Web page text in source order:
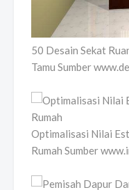
50 Desain Sekat
Tamu Sumber
Optimalisasi Nilai
Rumah Sumber